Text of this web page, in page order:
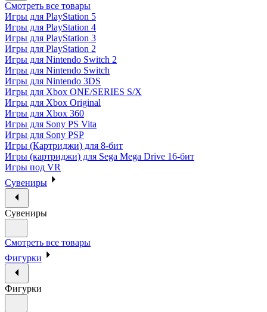
Смотреть все товары
Игры для PlayStation 5
Игры для PlayStation 4
Игры для PlayStation 3
Игры для PlayStation 2
Игры для Nintendo Switch 2
Игры для Nintendo Switch
Игры для Nintendo 3DS
Игры для Xbox ONE/SERIES S/X
Игры для Xbox Original
Игры для Xbox 360
Игры для Sony PS Vita
Игры для Sony PSP
Игры (Картриджи) для 8-бит
Игры (картриджи) для Sega Mega Drive 16-бит
Игры под VR
Сувениры
Сувениры
Смотреть все товары
Фигурки
Фигурки